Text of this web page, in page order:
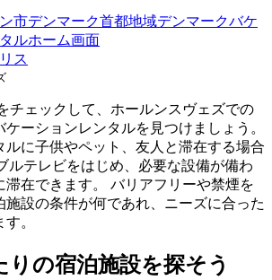
市デンマーク首都地域デンマークバケ
ルホーム画面
ス
チェックして、ホールンスヴェズでの
ーションレンタルを見つけましょう。
ルに子供やペット、友人と滞在する場合
ルテレビをはじめ、必要な設備が備わ
滞在できます。 バリアフリーや禁煙を
施設の条件が何であれ、ニーズに合った
。
りの宿泊施設を探そう